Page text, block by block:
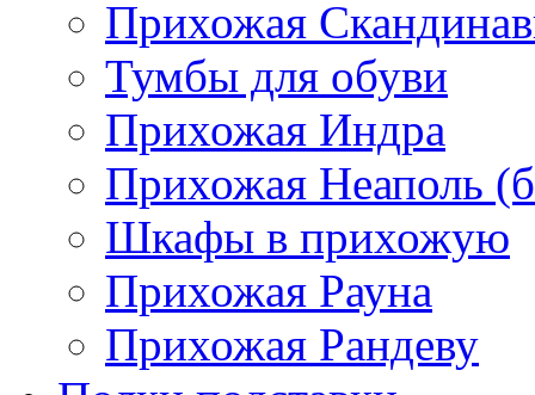
Прихожая
Тумбы для обуви
Прихожая Индра
Прихожая Неаполь
Шкафы в прихожую
Прихожая Рауна
Прихожая Рандеву